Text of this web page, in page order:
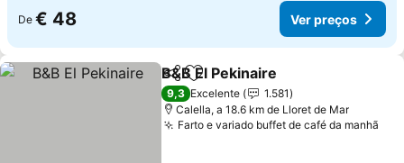
De € 48 Ver preços
PartilharAdicionar aos favoritos
B&B El Pekinaire
9,3 Excelente
1.581
Calella, a 18.6 km de Lloret de Mar
Farto e variado buffet de café da manhã